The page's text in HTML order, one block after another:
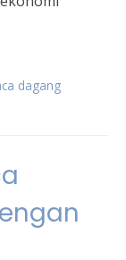
dagang